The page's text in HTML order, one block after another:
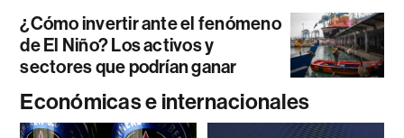
¿Cómo invertir ante el fenómeno
de El Niño? Los activos y
sectores que podrían ganar
Económicas e internacionales